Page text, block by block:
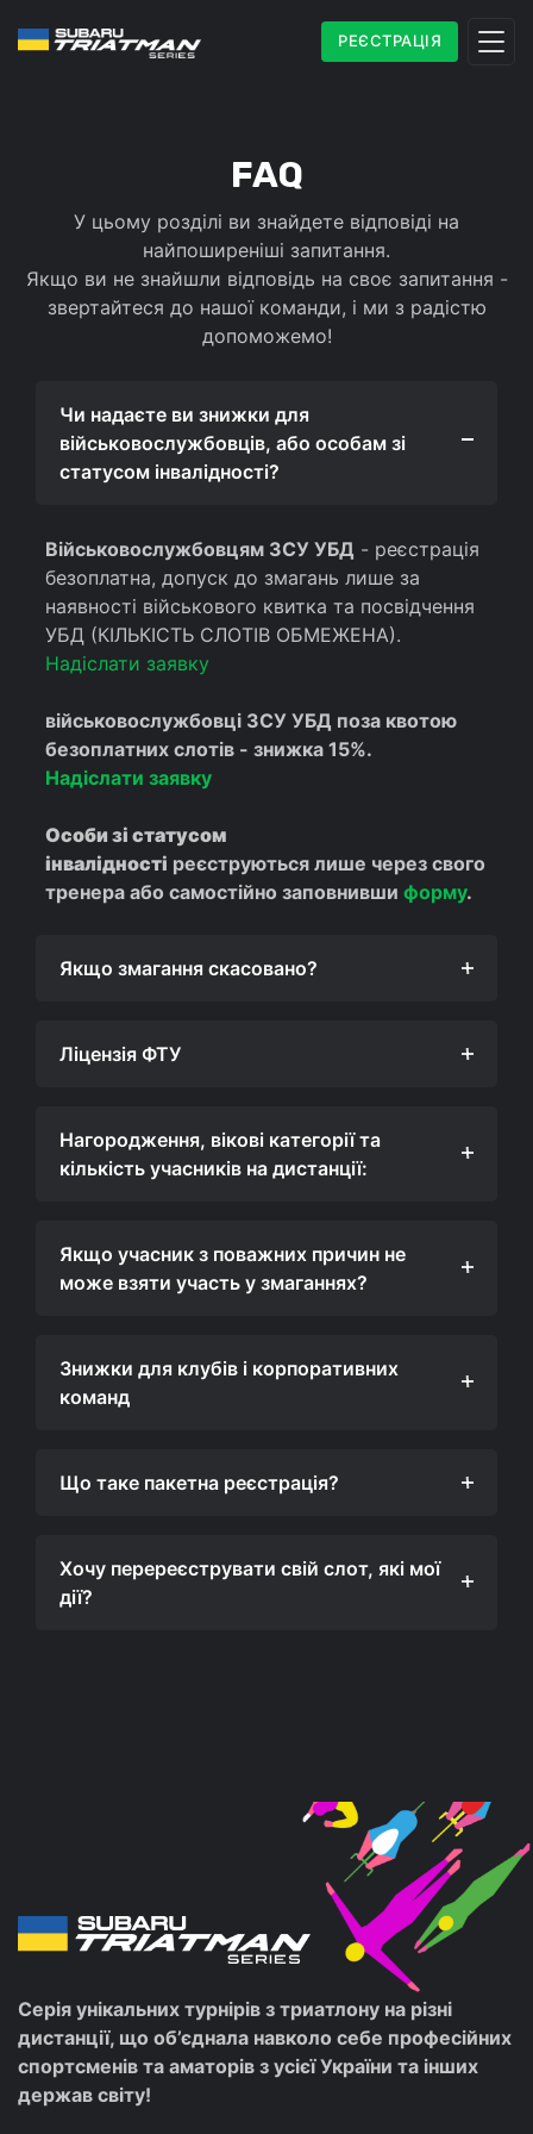
РЕЄСТРАЦІЯ
FAQ
У цьому розділі ви знайдете відповіді на
найпоширеніші запитання.
Якщо ви не знайшли відповідь на своє запитання -
звертайтеся до нашої команди, і ми з радістю
допоможемо!
Чи надаєте ви знижки для
військовослужбовців, або особам зі
статусом інвалідності?
Військовослужбовцям ЗСУ УБД - реєстрація
безоплатна, допуск до змагань лише за
наявності військового квитка та посвідчення
УБД (КІЛЬКІСТЬ СЛОТІВ ОБМЕЖЕНА).
Надіслати заявку
військовослужбовці ЗСУ УБД поза квотою
безоплатних слотів - знижка 15%.
Надіслати заявку
Особи зі статусом
інвалідності реєструються лише через свого
тренера або самостійно заповнивши форму.
Якщо змагання скасовано?
Ліцензія ФТУ
Нагородження, вікові категорії та
кількість учасників на дистанції:
Якщо учасник з поважних причин не
може взяти участь у змаганнях?
Знижки для клубів і корпоративних
команд
Що таке пакетна реєстрація?
Хочу перереєструвати свій слот, які мої
дії?
Серія унікальних турнірів з триатлону на різні
дистанції, що об’єднала навколо себе професійних
спортсменів та аматорів з усієї України та інших
держав світу!